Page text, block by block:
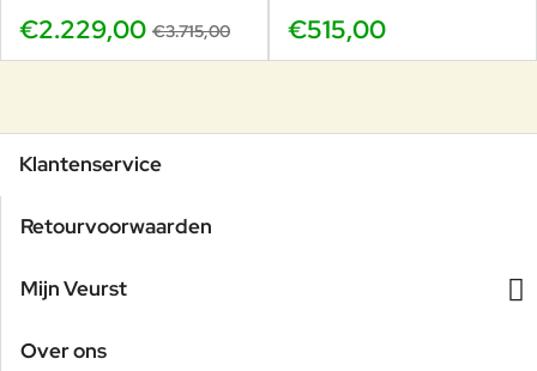
€2.229,00 €3.715,00 €515,00
Klantenservice
Retourvoorwaarden
Mijn Veurst
Over ons